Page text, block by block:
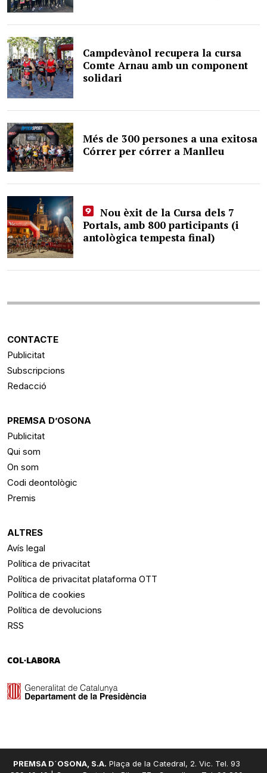
Campdevànol recupera la cursa
Comte Arnau amb un component
solidari
Més de 300 persones a una exitosa
Córrer per córrer a Manlleu
Nou èxit de la Cursa dels 7
Portals, amb 800 participants (i
antològica tempesta final)
CONTACTE
Publicitat
Subscripcions
Redacció
PREMSA D’OSONA
Publicitat
Qui som
On som
Codi deontològic
Premis
ALTRES
Avís legal
Política de privacitat
Política de privacitat plataforma OTT
Política de cookies
Política de devolucions
RSS
COL·LABORA
PREMSA D´OSONA, S.A. Plaça de la Catedral, 2. Vic. Tel. 93